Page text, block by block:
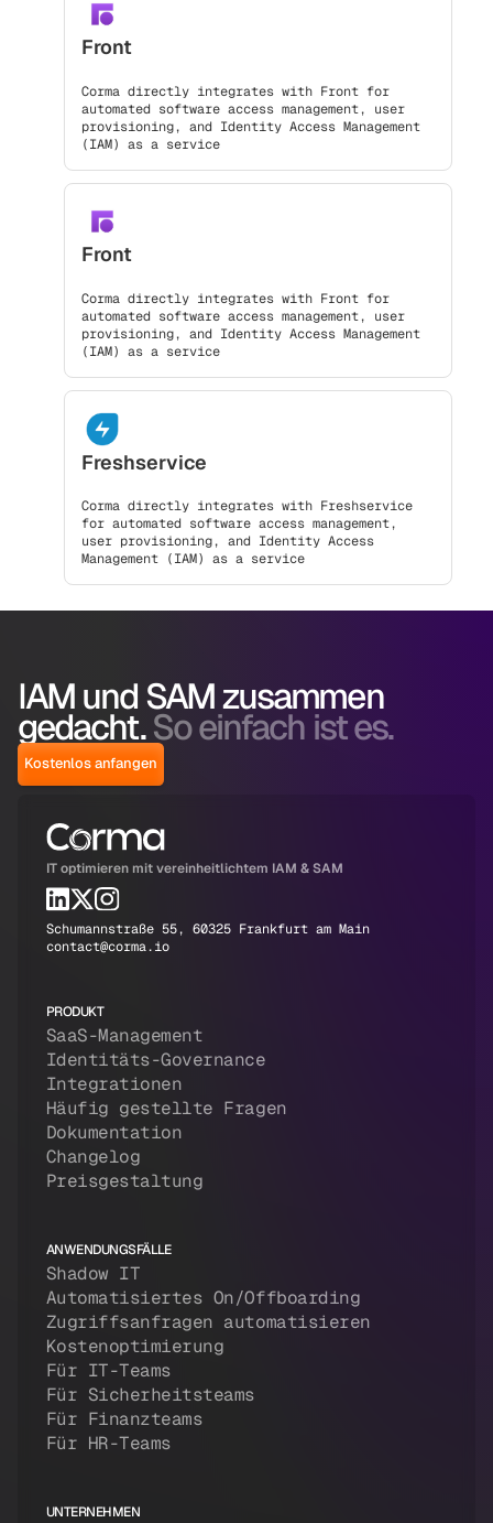
Front
Corma directly integrates with Front for
automated software access management, user
provisioning, and Identity Access Management
(IAM) as a service
Front
Corma directly integrates with Front for
automated software access management, user
provisioning, and Identity Access Management
(IAM) as a service
Freshservice
Corma directly integrates with Freshservice
for automated software access management,
user provisioning, and Identity Access
Management (IAM) as a service
IAM und SAM zusammen
gedacht.So einfach ist es.
Kostenlos anfangen
IT optimieren mit vereinheitlichtem IAM & SAM
Schumannstraße 55, 60325 Frankfurt am Main
contact@corma.io
PRODUKT
SaaS-Management
Identitäts-Governance
Integrationen
Häufig gestellte Fragen
Dokumentation
Changelog
Preisgestaltung
ANWENDUNGSFÄLLE
Shadow IT
Automatisiertes On/Offboarding
Zugriffsanfragen automatisieren
Kostenoptimierung
Für IT-Teams
Für Sicherheitsteams
Für Finanzteams
Für HR-Teams
UNTERNEHMEN